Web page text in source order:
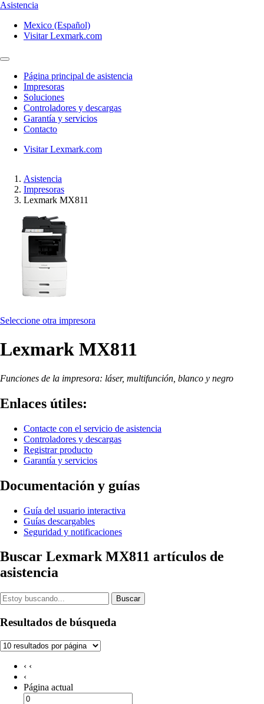
Asistencia
Mexico (Español)
Visitar Lexmark.com
Página principal de asistencia
Impresoras
Soluciones
Controladores y descargas
Garantía y servicios
Contacto
Visitar Lexmark.com
Asistencia
Impresoras
Lexmark MX811
Seleccione otra impresora
Lexmark MX811
Funciones de la impresora: láser, multifunción, blanco y negro
Enlaces útiles:
Contacte con el servicio de asistencia
Controladores y descargas
Registrar producto
Garantía y servicios
Documentación y guías
Guía del usuario interactiva
Guías descargables
Seguridad y notificaciones
Buscar Lexmark MX811 artículos de
asistencia
Buscar
Resultados de búsqueda
‹ ‹
‹
Página actual